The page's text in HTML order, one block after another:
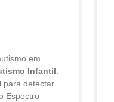
em
Infantil
para detectar
Espectro